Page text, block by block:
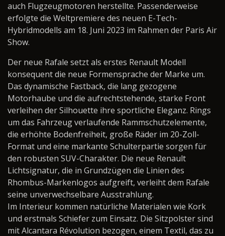
auch Flugzeugmotoren herstellte. Passenderweise
erfolgte die Weltpremiere des neuen E-Tech-
Hybridmodells am 18. Juni 2023 im Rahmen der Paris Air
Show.
Der neue Rafale setzt als erstes Renault Modell
konsequent die neue Formensprache der Marke um.
Das dynamische Fastback, die lang gezogene
Motorhaube und die aufrechtstehende, starke Front
verleihen der Silhouette ihre sportliche Eleganz. Rings
um das Fahrzeug verlaufende Rammschutzelemente,
die erhöhte Bodenfreiheit, große Räder im 20-Zoll-
Format und eine markante Schulterpartie sorgen für
den robusten SUV-Charakter. Die neue Renault
Lichtsignatur, die in Grundzügen die Linien des
Rhombus-Markenlogos aufgreift, verleiht dem Rafale
seine unverwechselbare Ausstrahlung.
Im Interieur kommen natürliche Materialen wie Kork
und erstmals Schiefer zum Einsatz. Die Sitzpolster sind
mit Alcantara Révolution bezogen, einem Textil, das zu